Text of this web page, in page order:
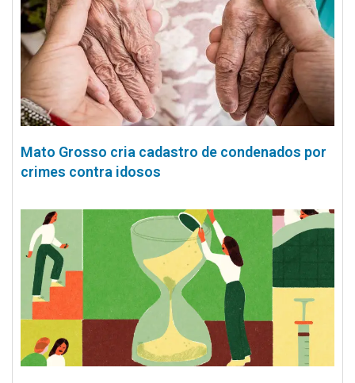
Mato Grosso cria cadastro de condenados por
crimes contra idosos